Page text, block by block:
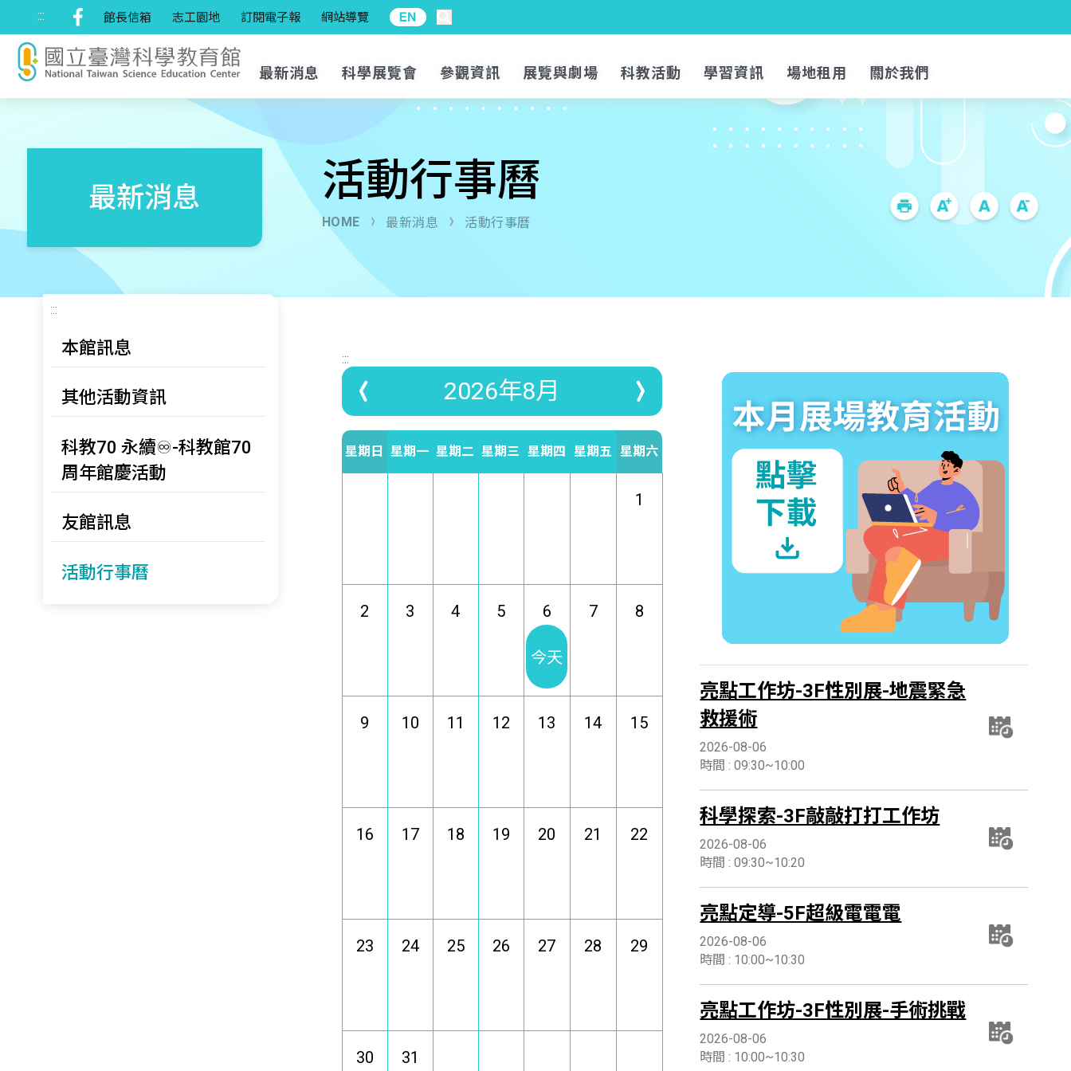
::: 館長信箱 志工園地 訂閱電子報 網站導覽
開啟搜尋
最新消息 科學展覽會 參觀資訊 展覽與劇場 科教活動 學習資訊 場地租用 關於我們
最新消息 活動行事曆
HOME 最新消息 活動行事曆
:::
本館訊息
其他活動資訊
科教70 永續♾️-科教館70
周年館慶活動
友館訊息
活動行事曆
:::
2026年8月
星期日 星期一 星期二 星期三 星期四 星期五 星期六
1
2 3 4 5 6
今天
7 8
9 10 11 12 13 14 15
16 17 18 19 20 21 22
23 24 25 26 27 28 29
30 31
亮點工作坊-3F性別展-地震緊急
救援術
2026-08-06
時間 : 09:30~10:00
科學探索-3F敲敲打打工作坊
2026-08-06
時間 : 09:30~10:20
亮點定導-5F超級電電電
2026-08-06
時間 : 10:00~10:30
亮點工作坊-3F性別展-手術挑戰
2026-08-06
時間 : 10:00~10:30